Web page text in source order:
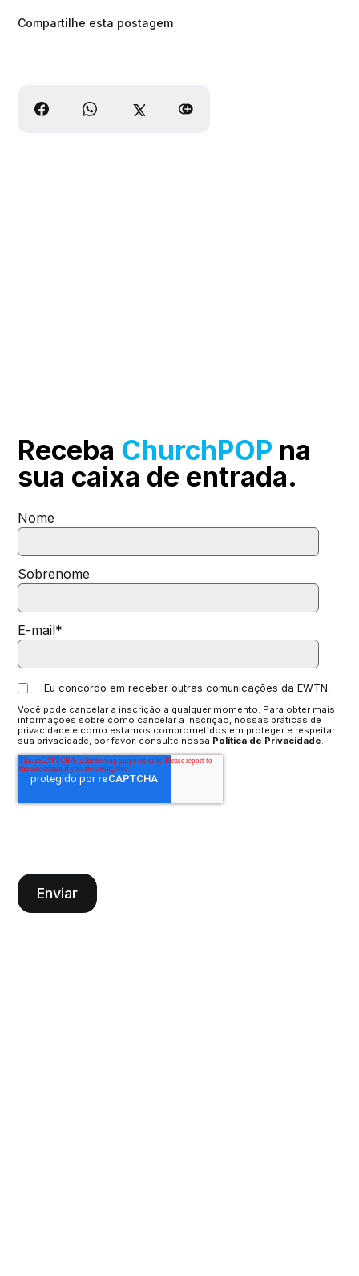
Compartilhe esta postagem
Receba ChurchPOP na
sua caixa de entrada.
Nome
Sobrenome
E-mail*
Eu concordo em receber outras comunicações da EWTN.
Você pode cancelar a inscrição a qualquer momento. Para obter mais
informações sobre como cancelar a inscrição, nossas práticas de
privacidade e como estamos comprometidos em proteger e respeitar
sua privacidade, por favor, consulte nossa Política de Privacidade